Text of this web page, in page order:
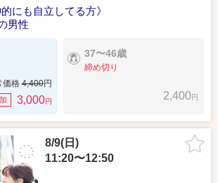
にも自立してる方》
男性
価格 4,400円
3,000円
37〜46歳
締め切り
2,400円
8/9(日)
11:20〜12:50